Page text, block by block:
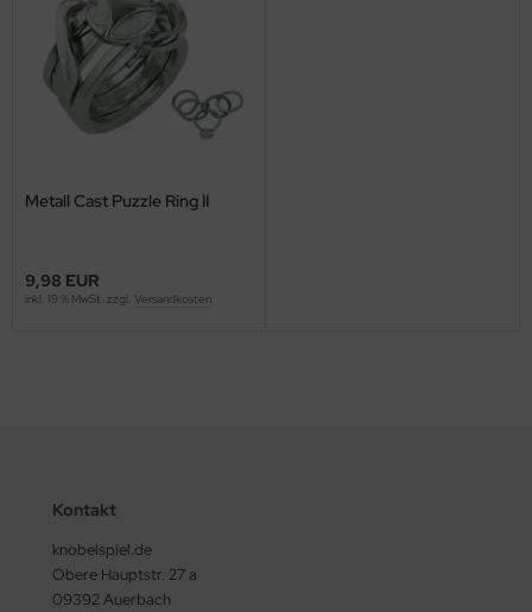
Metall Cast Puzzle Ring II
9,98 EUR
inkl. 19 % MwSt. zzgl. Versandkosten
Kontakt
knobelspiel.de
Obere Hauptstr. 27 a
09392 Auerbach